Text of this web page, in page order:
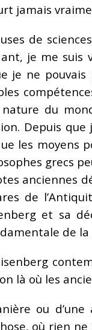
jamais
de
je me
je ne pouvais
du
Depuis
les moyens
grecs
anciennes
de
et sa
de
là où les
ou
où rien